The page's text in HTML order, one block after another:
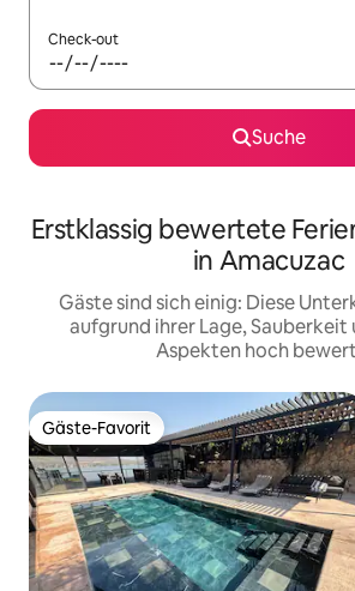
Check-out
Suche
Erstklassig bewertete
in Amacuzac
Gäste sind sich einig: Diese
aufgrund ihrer Lage,
Aspekten hoch
Gäste-Favorit
Gäste-Favorit